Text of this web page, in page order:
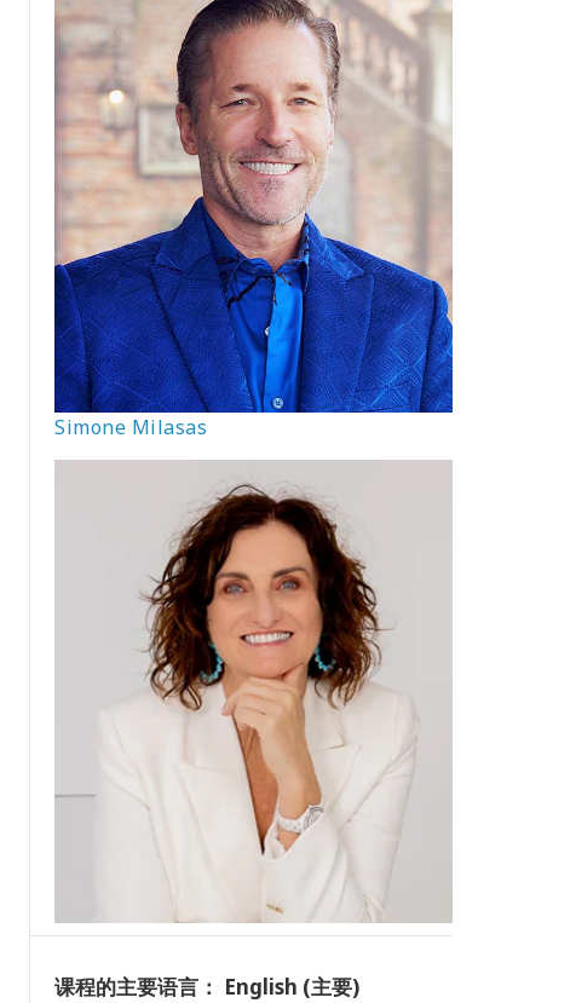
Simone Milasas
课程的主要语言： English (主要)